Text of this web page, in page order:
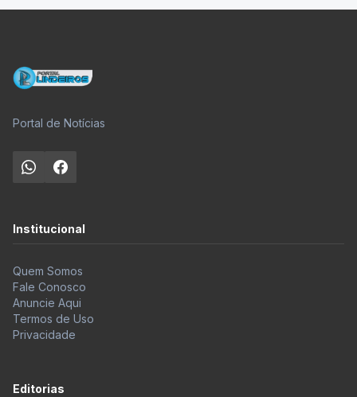
Portal de Notícias
Institucional
Quem Somos
Fale Conosco
Anuncie Aqui
Termos de Uso
Privacidade
Editorias